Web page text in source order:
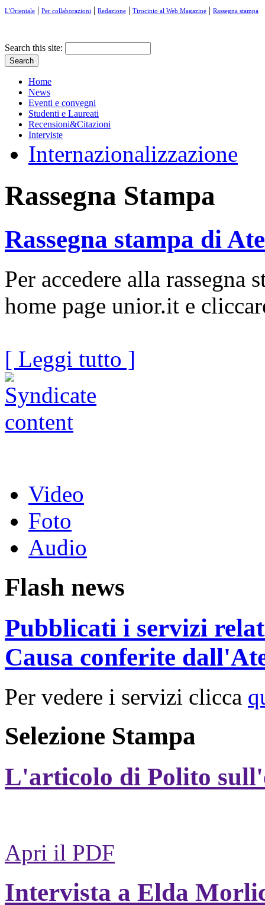
L'Orientale | Per collaborazioni | Redazione | Tirocinio al Web Magazine | Rassegna stampa
Search this site:
Home
News
Eventi e convegni
Studenti e Laureati
Recensioni&Citazioni
Interviste
Internazionalizzazione
Rassegna Stampa
Rassegna stampa di
Per accedere alla rassegna
home page unior.it e
[ Leggi tutto ]
Video
Foto
Audio
Flash news
Pubblicati i servizi
Causa conferite
Per vedere i servizi clicca
Selezione Stampa
L'articolo di Polito
Apri il PDF
Intervista a Elda